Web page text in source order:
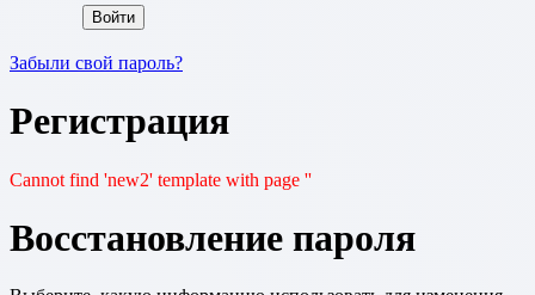
Забыли свой пароль?
Регистрация
Cannot find 'new2' template with page ''
Восстановление пароля